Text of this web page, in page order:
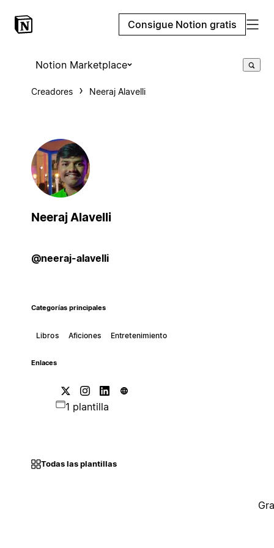
Consigue Notion gratis
Notion Marketplace
Creadores Neeraj Alavelli
Neeraj Alavelli
@neeraj-alavelli
Categorías principales
Libros Aficiones Entretenimiento
Enlaces
1 plantilla
Todas las plantillas